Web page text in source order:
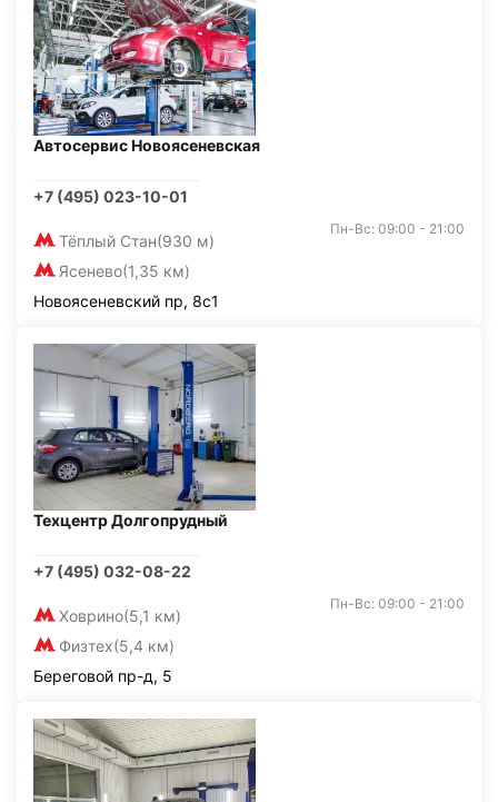
Автосервис Новоясеневская
+7 (495) 023-10-01
Тёплый Стан(930 м)
Ясенево(1,35 км)
Пн-Вс: 09:00 - 21:00
Новоясеневский пр, 8с1
Техцентр Долгопрудный
+7 (495) 032-08-22
Ховрино(5,1 км)
Физтех(5,4 км)
Пн-Вс: 09:00 - 21:00
Береговой пр-д, 5